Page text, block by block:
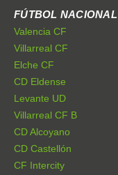
FÚTBOL NACIONAL
Valencia CF
Villarreal CF
Elche CF
CD Eldense
Levante UD
Villarreal CF B
CD Alcoyano
CD Castellón
CF Intercity